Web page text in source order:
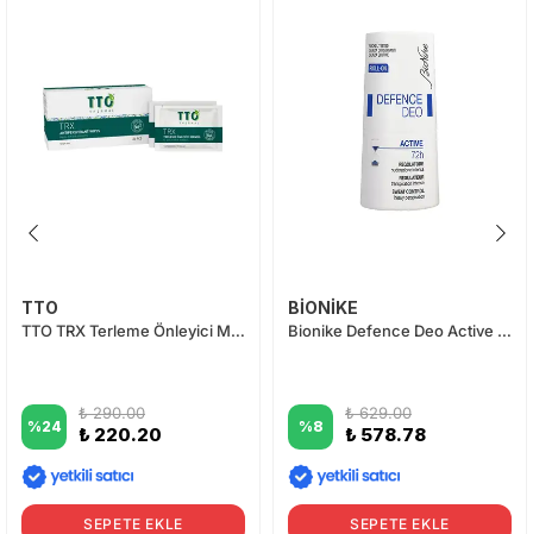
TTO
TTO TRX Terleme Önleyici Mendil 24 Adet
%24
₺ 290.00
₺ 220.20
SEPETE EKLE
BİONİKE
Bionike Defence Deo Active Roll-On 72H 50 ml
%8
₺ 629.00
₺ 578.78
SEPETE EKLE